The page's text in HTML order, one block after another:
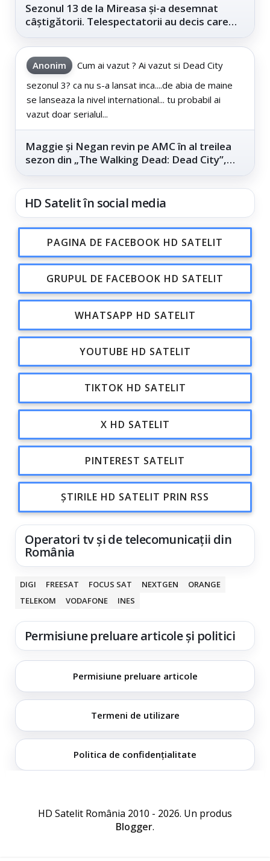
Sezonul 13 de la Mireasa și-a desemnat
câștigătorii. Telespectatorii au decis care
Anonim
Cum ai vazut ? Ai vazut si Dead City
sezonul 3? ca nu s-a lansat inca....de abia de maine
se lanseaza la nivel international... tu probabil ai
vazut doar serialul...
Maggie și Negan revin pe AMC în al treilea
sezon din „The Walking Dead: Dead City”,
HD Satelit în social media
PAGINA DE FACEBOOK HD SATELIT
GRUPUL DE FACEBOOK HD SATELIT
WHATSAPP HD SATELIT
YOUTUBE HD SATELIT
TIKTOK HD SATELIT
X HD SATELIT
PINTEREST SATELIT
ȘTIRILE HD SATELIT PRIN RSS
Operatori tv și de telecomunicații din
România
DIGI FREESAT FOCUS SAT NEXTGEN
ORANGE
TELEKOM
VODAFONE INES
Permisiune preluare articole și politici
Permisiune preluare articole
Termeni de utilizare
Politica de confidențialitate
HD Satelit România 2010 - 2026. Un produs
Blogger.